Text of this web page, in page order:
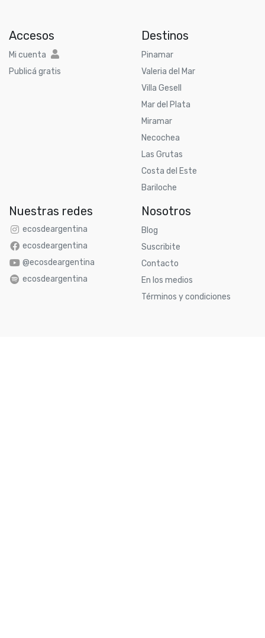
Accesos
Mi cuenta
Publicá gratis
Destinos
Pinamar
Valeria del Mar
Villa Gesell
Mar del Plata
Miramar
Necochea
Las Grutas
Costa del Este
Bariloche
Nuestras redes
ecosdeargentina
ecosdeargentina
@ecosdeargentina
ecosdeargentina
Nosotros
Blog
Suscribite
Contacto
En los medios
Términos y condiciones